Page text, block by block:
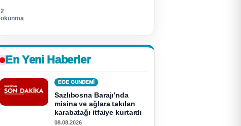
2
okunma
En Yeni Haberler
EGE GUNDEMİ
Sazlıbosna Barajı’nda
misina ve ağlara takılan
karabatağı itfaiye kurtardı
08.08.2026